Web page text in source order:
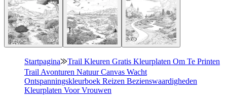
Startpagina⨠Trail Kleuren Gratis Kleurplaten Om Te Printen
Trail Avonturen Natuur Canvas Wacht
Ontspanningskleurboek Reizen Bezienswaardigheden
Kleurplaten Voor Vrouwen